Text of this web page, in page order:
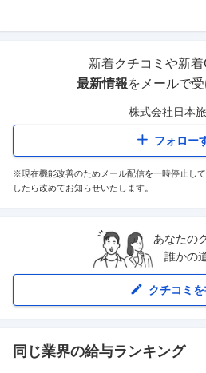
新着クチコミや新
最新情報をメールで
株式会社日本
フォロー
※現在機能改善のためメール配信を一時停止し
したら改めてお知らせいたします。
あなたの
誰かの
クチコミを
同じ業界の給与ランキング